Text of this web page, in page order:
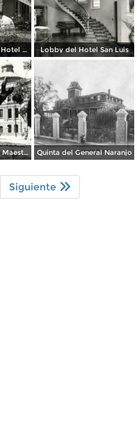
Segundo patio del Hotel Arizpe Lobby del Hotel San Luis
Escuela Normal de Maestros Quinta del General Naranjo
Siguiente